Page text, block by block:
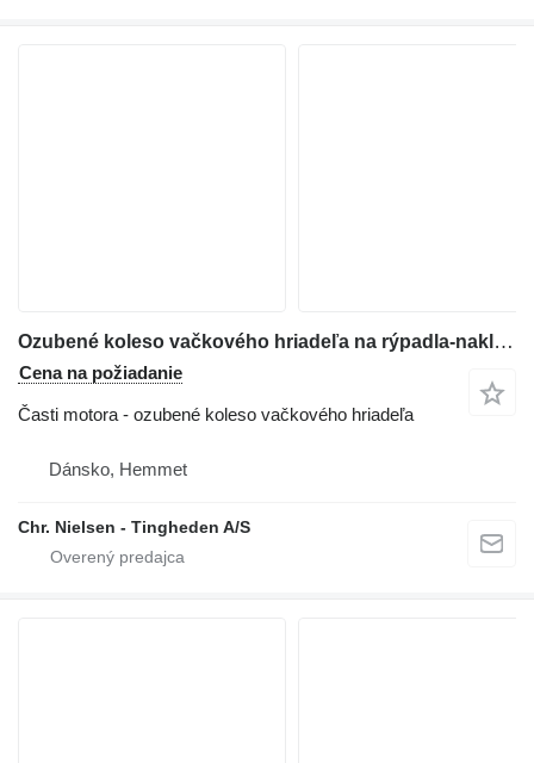
Ozubené koleso vačkového hriadeľa na rýpadla-nakladača Hydrema 805
Cena na požiadanie
Časti motora - ozubené koleso vačkového hriadeľa
Dánsko, Hemmet
Chr. Nielsen - Tingheden A/S